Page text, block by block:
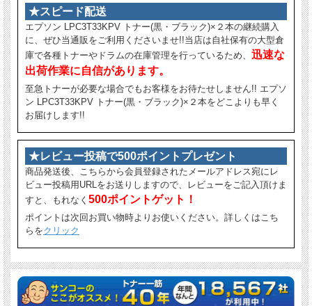
★スピード配送
エプソン LPC3T33KPV トナー(黒・ブラック)×２本の継続購入
に、ぜひ当通販をご利用くださいませ!!当店は自社保有の大型倉
庫で各種トナーやドラムの在庫管理を行っているため、 迅速な
出荷作業に自信があります。
至急トナーが必要な場合でもお客様をお待たせしません!! エプソ
ン LPC3T33KPV トナー(黒・ブラック)×２本をどこよりも早く
お届けします!!
★レビュー投稿で500ポイントプレゼント
商品発送後、こちらから会員登録されたメールアドレス宛にレ
ビュー投稿用URLをお送りしますので、レビューをご記入頂けま
すと、もれなく 500ポイントゲット！
ポイントは次回お買い物時よりお使いください。詳しくはこち
らをクリック